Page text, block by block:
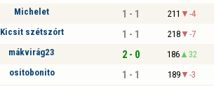
Michelet 1 - 1 211 -4
Kicsit szétszórt 1 - 1 218 -7
mákvirág23 2 - 0 186 32
ositobonito 1 - 1 189 -3